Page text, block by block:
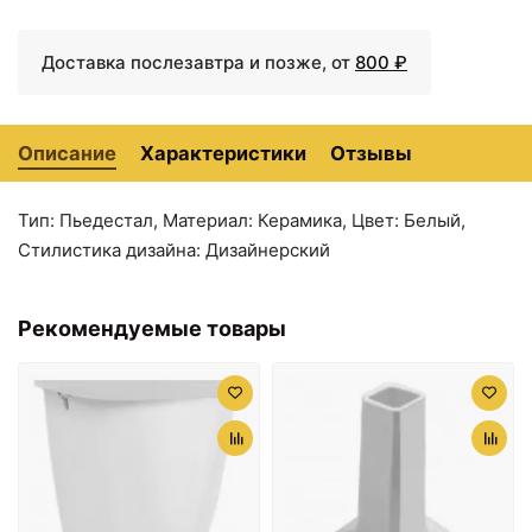
раковины Artceram Jazz
JZC00303/JZ18nero
JZC0030100
Доставка послезавтра и позже, от 800 ₽
Описание Характеристики Отзывы
Тип: Пьедестал, Материал: Керамика, Цвет: Белый,
Стилистика дизайна: Дизайнерский
Рекомендуемые товары